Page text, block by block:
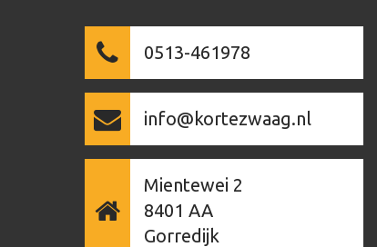
0513-461978
info@kortezwaag.nl
Mientewei 2
8401 AA
Gorredijk